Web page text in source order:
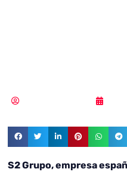
S2 Grupo, empresa